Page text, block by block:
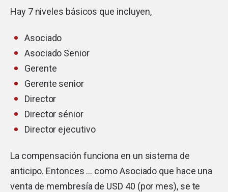
Hay 7 niveles básicos que incluyen,
Asociado
Asociado Senior
Gerente
Gerente senior
Director
Director sénior
Director ejecutivo
La compensación funciona en un sistema de
anticipo. Entonces … como Asociado que hace una
venta de membresía de USD 40 (por mes), se te